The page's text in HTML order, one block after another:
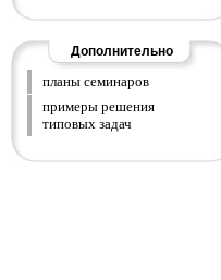
Дополнительно
планы семинаров
примеры решения
типовых задач